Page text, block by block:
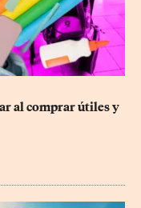
al comprar útiles y